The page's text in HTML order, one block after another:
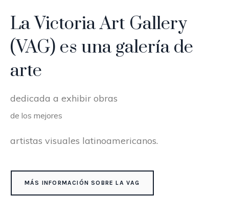
La Victoria Art Gallery
(VAG) es una galería de
arte
dedicada a exhibir obras
de los mejores
artistas visuales latinoamericanos.
MÁS INFORMACIÓN SOBRE LA VAG